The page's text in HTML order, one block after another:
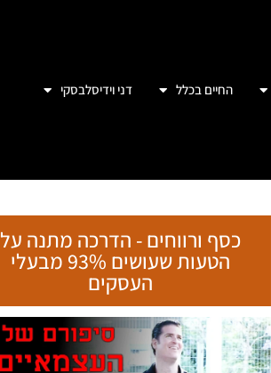
החיים בכלל דני וידיסלבסקי
כסף ורווחים - הדרכה מתנה על
הטעות שעושים 93% מבעלי
העסקים